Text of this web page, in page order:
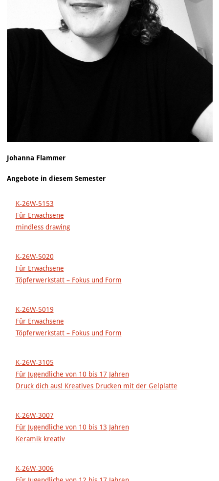
Johanna Flammer
Angebote in diesem Semester
K-26W-5153
Für Erwachsene
mindless drawing
K-26W-5020
Für Erwachsene
Töpferwerkstatt – Fokus und Form
K-26W-5019
Für Erwachsene
Töpferwerkstatt – Fokus und Form
K-26W-3105
Für Jugendliche von 10 bis 17 Jahren
Druck dich aus! Kreatives Drucken mit der Gelplatte
K-26W-3007
Für Jugendliche von 10 bis 13 Jahren
Keramik kreativ
K-26W-3006